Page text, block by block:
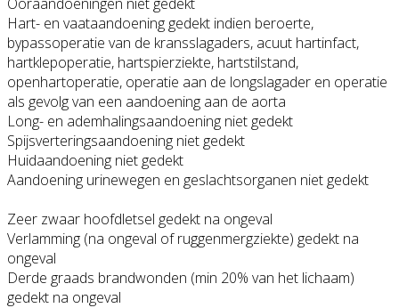
Hart- en vaataandoening gedekt indien beroerte,
bypassoperatie van de kransslagaders, acuut hartinfact,
hartklepoperatie, hartspierziekte, hartstilstand,
openhartoperatie, operatie aan de longslagader en operatie
als gevolg van een aandoening aan de aorta
Long- en ademhalingsaandoening niet gedekt
Spijsverteringsaandoening niet gedekt
Huidaandoening niet gedekt
Aandoening urinewegen en geslachtsorganen niet gedekt
Zeer zwaar hoofdletsel gedekt na ongeval
Verlamming (na ongeval of ruggenmergziekte) gedekt na
ongeval
Derde graads brandwonden (min 20% van het lichaam)
gedekt na ongeval